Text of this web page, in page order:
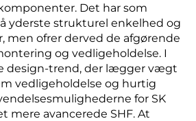
Det har som
yderste strukturel enkelhed og
men ofrer derved de afgørende
og vedligeholdelse. I
design-trend, der lægger vægt
vedligeholdelse og hurtig
for SK
mere avancerede SHF. At